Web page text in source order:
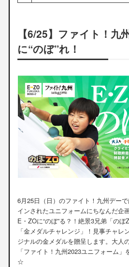
【6/25】ファイト！九
に“のぼ”れ！
6月25日（日）のファイト！九州デー
インされたユニフォームにちなんだ企
E・ZOに“のぼ”る？！絶景3兄弟「の
「金メダルチャレンジ」！見事チャレ
ジナルの金メダルを贈呈します。大人
「ファイト！九州2023ユニフォーム」
☆